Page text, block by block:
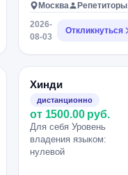
Москва
Репетиторы
2026-
08-03
Откликнуться
Хинди
дистанционно
от 1500.00 руб.
Для себя Уровень
владения языком:
нулевой